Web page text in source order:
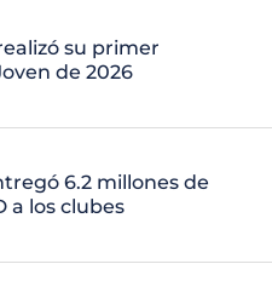
su primer
de 2026
6.2 millones de
a los clubes